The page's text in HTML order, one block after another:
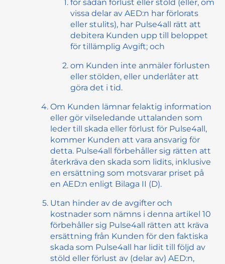
för sådan förlust eller stöld (eller, om
vissa delar av AED:n har förlorats
eller stulits), har Pulse4all rätt att
debitera Kunden upp till beloppet
för tillämplig Avgift; och
om Kunden inte anmäler förlusten
eller stölden, eller underlåter att
göra det i tid.
Om Kunden lämnar felaktig information
eller gör vilseledande uttalanden som
leder till skada eller förlust för Pulse4all,
kommer Kunden att vara ansvarig för
detta. Pulse4all förbehåller sig rätten att
återkräva den skada som lidits, inklusive
en ersättning som motsvarar priset på
en AED:n enligt Bilaga II (D).
Utan hinder av de avgifter och
kostnader som nämns i denna artikel 10
förbehåller sig Pulse4all rätten att kräva
ersättning från Kunden för den faktiska
skada som Pulse4all har lidit till följd av
stöld eller förlust av (delar av) AED:n,